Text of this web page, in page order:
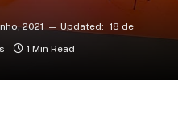
2021 Updated: 18 de
1 Min Read